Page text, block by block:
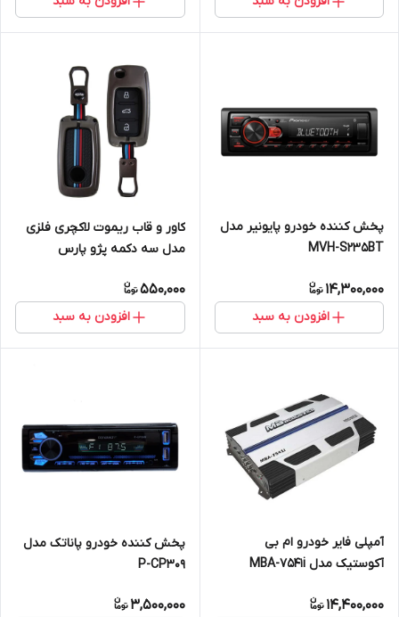
پخش کننده خودرو پایونیر مدل
MVH-S235BT
14,300,000
افزودن به سبد
کاور و قاب ریموت لاکچری فلزی
مدل سه دکمه پژو پارس
550,000
افزودن به سبد
آمپلی فایر خودرو ام بی
آکوستیک مدل MBA-7541i
14,400,000
پخش کننده خودرو پاناتک مدل
P-CP309
3,500,000